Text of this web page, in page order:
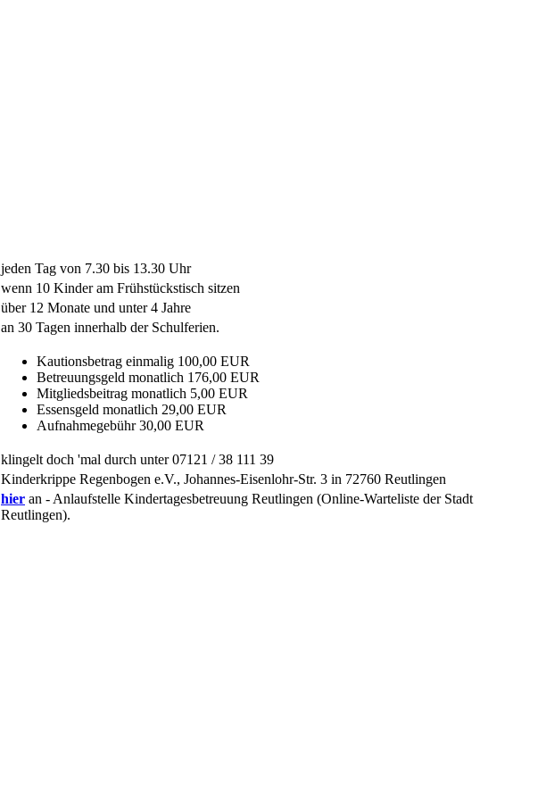
jeden Tag von 7.30 bis 13.30 Uhr
wenn 10 Kinder am Frühstückstisch sitzen
über 12 Monate und unter 4 Jahre
an 30 Tagen innerhalb der Schulferien.
Kautionsbetrag einmalig 100,00 EUR
Betreuungsgeld monatlich 176,00 EUR
Mitgliedsbeitrag monatlich 5,00 EUR
Essensgeld monatlich 29,00 EUR
Aufnahmegebühr 30,00 EUR
klingelt doch 'mal durch unter 07121 / 38 111 39
Kinderkrippe Regenbogen e.V., Johannes-Eisenlohr-Str. 3 in 72760 Reutlingen
hier an - Anlaufstelle Kindertagesbetreuung Reutlingen (Online-Warteliste der Stadt
Reutlingen).